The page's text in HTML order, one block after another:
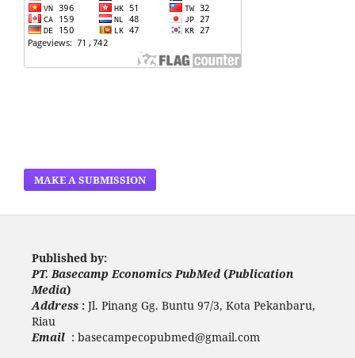
MAKE A SUBMISSION
Published by:
PT. Basecamp Economics PubMed(Publication
Media)
Address:Jl. Pinang Gg. Buntu 97/3, Kota Pekanbaru,
Riau
Email: basecampecopubmed@gmail.com